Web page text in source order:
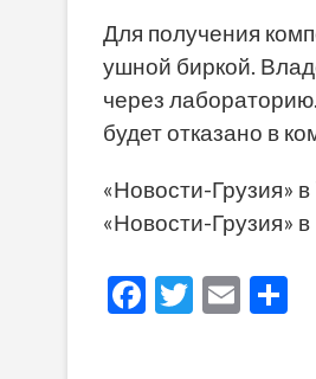
Для получения
ушной биркой.
через
будет отказано в
«Новости-Грузия» в
«Новости-Грузия» в
F
T
E